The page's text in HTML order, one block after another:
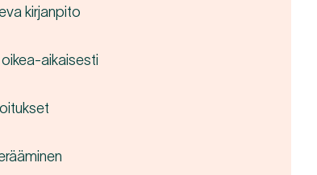
kirjanpito
aikaisesti